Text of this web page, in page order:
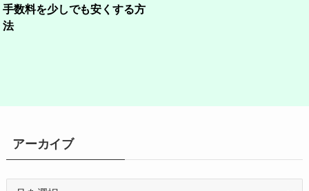
手数料を少しでも安くする方
法
アーカイブ